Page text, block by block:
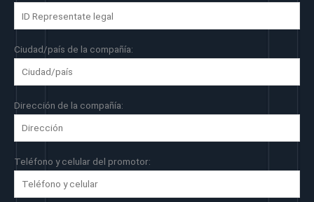
Ciudad/país de la compañía:
Dirección de la compañía:
Teléfono y celular del promotor: